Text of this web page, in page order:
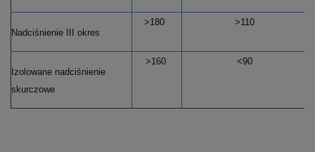
Nadciśnienie III okres
>180 >110
Izolowane nadciśnienie
skurczowe
>160 <90